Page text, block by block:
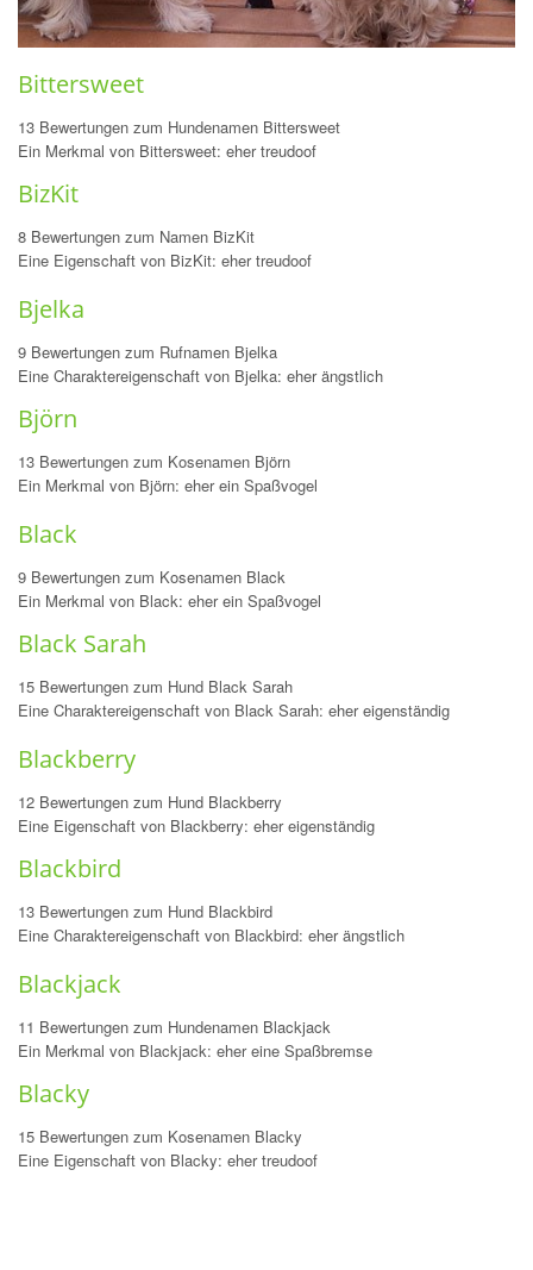
Bittersweet
13 Bewertungen zum Hundenamen Bittersweet
Ein Merkmal von Bittersweet: eher treudoof
BizKit
8 Bewertungen zum Namen BizKit
Eine Eigenschaft von BizKit: eher treudoof
Bjelka
9 Bewertungen zum Rufnamen Bjelka
Eine Charaktereigenschaft von Bjelka: eher ängstlich
Björn
13 Bewertungen zum Kosenamen Björn
Ein Merkmal von Björn: eher ein Spaßvogel
Black
9 Bewertungen zum Kosenamen Black
Ein Merkmal von Black: eher ein Spaßvogel
Black Sarah
15 Bewertungen zum Hund Black Sarah
Eine Charaktereigenschaft von Black Sarah: eher eigenständig
Blackberry
12 Bewertungen zum Hund Blackberry
Eine Eigenschaft von Blackberry: eher eigenständig
Blackbird
13 Bewertungen zum Hund Blackbird
Eine Charaktereigenschaft von Blackbird: eher ängstlich
Blackjack
11 Bewertungen zum Hundenamen Blackjack
Ein Merkmal von Blackjack: eher eine Spaßbremse
Blacky
15 Bewertungen zum Kosenamen Blacky
Eine Eigenschaft von Blacky: eher treudoof